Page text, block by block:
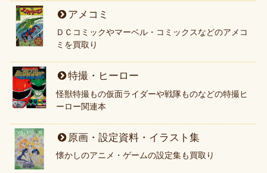
アメコミ
ＤＣコミックやマーベル・コミックスなどのアメコ
ミを買取り
特撮・ヒーロー
怪獣特撮もの仮面ライダーや戦隊ものなどの特撮ヒ
ーロー関連本
原画・設定資料・イラスト集
懐かしのアニメ・ゲームの設定集も買取り